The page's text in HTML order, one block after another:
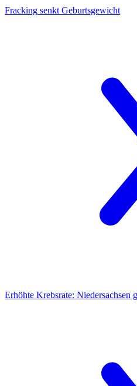
Fracking senkt Geburtsgewicht
Erhöhte Krebsrate: Niedersachsen